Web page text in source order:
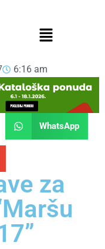
6:16 am
WhatsApp
za